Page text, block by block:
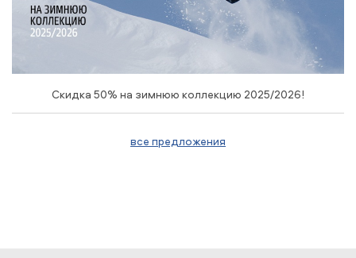
Скидка 50% на зимнюю коллекцию 2025/2026!
все предложения